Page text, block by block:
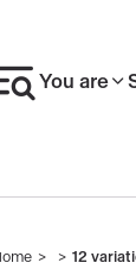
You are
12